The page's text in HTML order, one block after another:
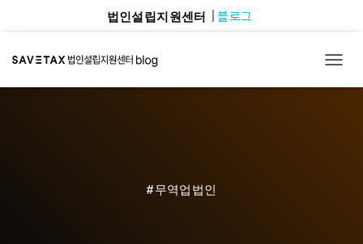
법인설립지원센터 블로그
#무역업법인